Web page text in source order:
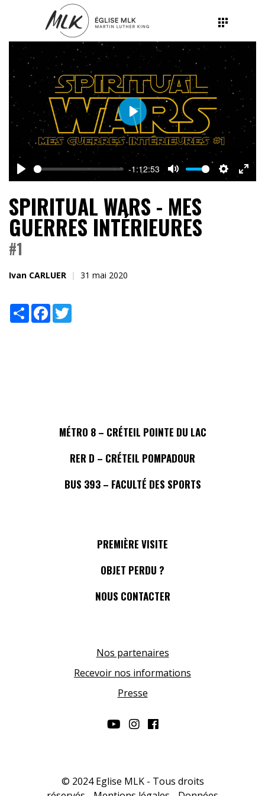
Play
-1:12:53
Mute Settings
Play
SPIRITUAL WARS - MES
GUERRES INTÉRIEURES
#1
Ivan CARLUER 31 mai 2020
ShareFacebook
MÉTRO 8 – CRÉTEIL POINTE DU LAC
RER D – CRÉTEIL POMPADOUR
BUS 393 – FACULTÉ DES SPORTS
PREMIÈRE VISITE
OBJET PERDU ?
NOUS CONTACTER
Nos partenaires
Recevoir nos informations
Presse
© 2024 Eglise MLK - Tous droits